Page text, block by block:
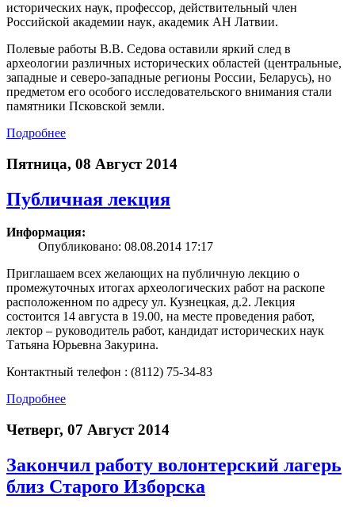
исторических наук, профессор, действительный член
Российской академии наук, академик АН Латвии.
Полевые работы В.В. Седова оставили яркий след в
археологии различных исторических областей (центральные,
западные и северо-западные регионы России, Беларусь), но
предметом его особого исследовательского внимания стали
памятники Псковской земли.
Подробнее
Пятница, 08 Август 2014
Публичная лекция
Информация:
Опубликовано: 08.08.2014 17:17
Приглашаем всех желающих на публичную лекцию о
промежуточных итогах археологических работ на раскопе
расположенном по адресу ул. Кузнецкая, д.2. Лекция
состоится 14 августа в 19.00, на месте проведения работ,
лектор – руководитель работ, кандидат исторических наук
Татьяна Юрьевна Закурина.
Контактный телефон : (8112) 75-34-83
Подробнее
Четверг, 07 Август 2014
Закончил работу волонтерский лагерь
близ Старого Изборска